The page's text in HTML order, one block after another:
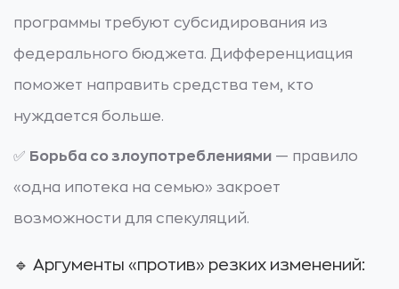
программы требуют субсидирования из
федерального бюджета. Дифференциация
поможет направить средства тем, кто
нуждается больше.
✅ Борьба со злоупотреблениями — правило
«одна ипотека на семью» закроет
возможности для спекуляций.
🔹 Аргументы «против» резких изменений: